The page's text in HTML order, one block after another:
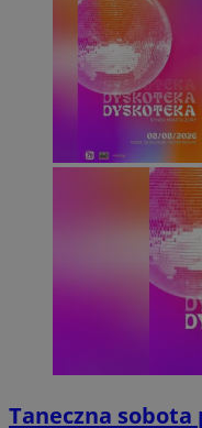
Taneczna sobota